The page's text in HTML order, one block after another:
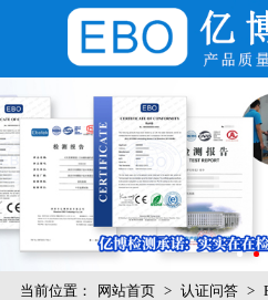
当前位置： 网站首页 > 认证问答 >